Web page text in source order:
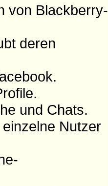
von Blackberry-
deren
und Chats.
Nutzer